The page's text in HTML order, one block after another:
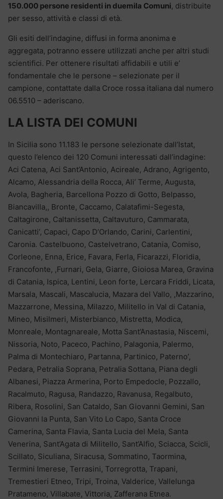
150.000 persone residenti in duemila Comuni, distribuite
per sesso, attività e classi di età.
Gli esiti dell’indagine, diffusi in forma anonima e
aggregata, potranno essere utilizzati anche per altri studi
scientifici. Per ottenere risultati affidabili e utili e’
fondamentale che le persone – selezionate per il
campione, contattate dalla Croce rossa italiana dal numero
06.5510 – aderiscano.
LA LISTA DEI COMUNI
In Sicilia sono 11.183 le persone selezionate dall’Istat,
questo l’elenco dei 120 Comuni interessati dall’indagine:
Aci Catena, Aci Sant’Antonio, Acireale, Adrano, Agrigento,
Alcamo, Alessandria della Rocca, Ali’ Terme, Augusta,
Avola, Bagheria, Barcellona Pozzo di Gotto, Belpasso,
Biancavilla,, Bronte, Caccamo, Calatafimi-Segesta,
Caltagirone, Caltanissetta, Caltavuturo, Cammarata,
Canicatti’, Capaci, Capo D’Orlando, Carini, Carlentini,
Caronia. Castelbuono, Castelvetrano, Catania, Comiso,
Corleone, Enna, Erice, Favara, Ferla, Ficarazzi, Floridia,
Francofonte, ,Furnari, Gela, Giarre, Gioiosa Marea, Gravina
di Catania, Ispica, Lentini, Leon forte, Lercara Friddi, Licata,
Marsala, Mascali, Mascalucia, Mazara del Vallo, ,Mazzarino,
Mazzarrone, Messina, Milazzo, Militello in Val di Catania,
Mineo, Misilmeri, Misterbianco, Mistretta, Modica,
Monreale, Montagnareale, Motta Sant’Anastasia, Niscemi,
Nissoria, Noto, Paceco, Pachino, Palagonia, Palermo,
Palma di Montechiaro, Partanna, Partinico, Paterno’,
Pedara, Petralia Soprana, Petralia Sottana, Piana degli
Albanesi, Piazza Armerina, Porto Empedocle, Pozzallo,
Racalmuto, Ragusa, Randazzo, Ravanusa, Regalbuto,
Ribera, Rosolini, San Cataldo, San Giovanni Gemini, San
Giovanni la Punta, San Vito Lo Capo, Santa Croce
Camerina, Santa Flavia, Santa Lucia del Mela, Santa
Venerina, Sant’Agata di Militello, Sant’Alfio, Sciacca, Scicli,
Scillato, Siculiana, Siracusa, Sommatino, Taormina,
Termini Imerese, Terrasini, Torregrotta, Trapani,
Tremestieri Etneo, Tripi, Troina, Valderice, Vallelunga
Pratameno, Villabate, Vittoria, Zafferana Etnea.